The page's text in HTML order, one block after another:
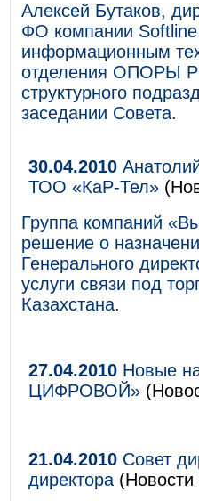
Алексей Бутаков,
ФО компании
информационным
отделения ОПОРЫ
структурного
заседании Совета.
30.04.2010
ТОО «КаР-Тел»
Группа компаний
решение о
Генерального
услуги связи под
Казахстана.
27.04.2010 Новые
ЦИФРОВОЙ»
21.04.2010 Совет
директора (Новости